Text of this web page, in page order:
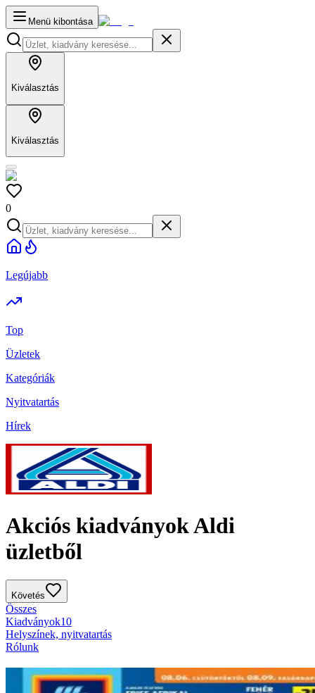
Menü kibontása
Kiválasztás
Kiválasztás
0
Legújabb
Top
Üzletek
Kategóriák
Nyitvatartás
Hírek
Akciós kiadványok Aldi
üzletből
Követés
Összes
Kiadványok10
Helyszínek, nyitvatartás
Rólunk